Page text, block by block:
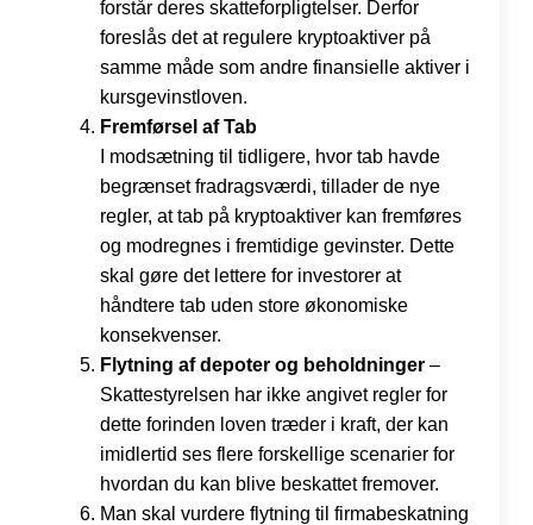
forstår deres skatteforpligtelser. Derfor
foreslås det at regulere kryptoaktiver på
samme måde som andre finansielle aktiver i
kursgevinstloven.
Fremførsel af Tab
I modsætning til tidligere, hvor tab havde
begrænset fradragsværdi, tillader de nye
regler, at tab på kryptoaktiver kan fremføres
og modregnes i fremtidige gevinster. Dette
skal gøre det lettere for investorer at
håndtere tab uden store økonomiske
konsekvenser.
Flytning af depoter og beholdninger –
Skattestyrelsen har ikke angivet regler for
dette forinden loven træder i kraft, der kan
imidlertid ses flere forskellige scenarier for
hvordan du kan blive beskattet fremover.
Man skal vurdere flytning til firmabeskatning